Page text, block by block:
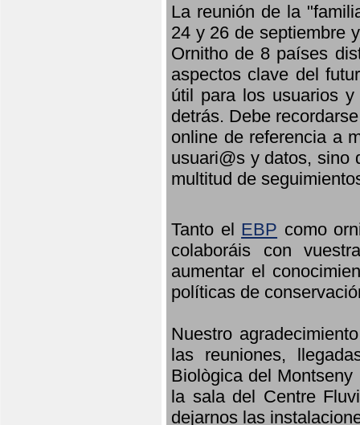
La reunión de la
24 y 26 de septiembre
Ornitho de 8 países
aspectos clave del
útil para los usuarios
detrás. Debe
online de referencia a
usuari@s y datos, sino
multitud de
Tanto el EBP como
colaboráis con
aumentar el
políticas de
Nuestro
las reuniones,
Biològica del
la sala del Centre
dejarnos las